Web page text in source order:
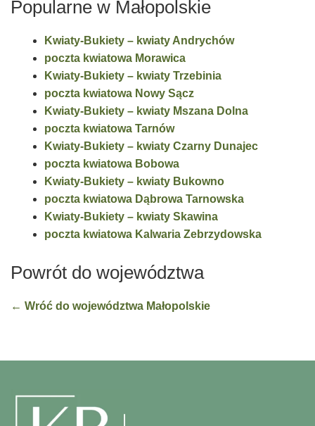
Popularne w Małopolskie
Kwiaty-Bukiety – kwiaty Andrychów
poczta kwiatowa Morawica
Kwiaty-Bukiety – kwiaty Trzebinia
poczta kwiatowa Nowy Sącz
Kwiaty-Bukiety – kwiaty Mszana Dolna
poczta kwiatowa Tarnów
Kwiaty-Bukiety – kwiaty Czarny Dunajec
poczta kwiatowa Bobowa
Kwiaty-Bukiety – kwiaty Bukowno
poczta kwiatowa Dąbrowa Tarnowska
Kwiaty-Bukiety – kwiaty Skawina
poczta kwiatowa Kalwaria Zebrzydowska
Powrót do województwa
← Wróć do województwa Małopolskie